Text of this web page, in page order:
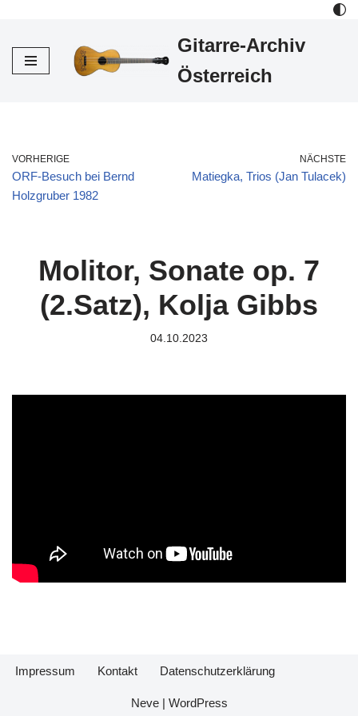
Inhalt
Gitarre-Archiv
Österreich
VORHERIGE
ORF-Besuch bei Bernd
Holzgruber 1982
NÄCHSTE
Matiegka, Trios (Jan Tulacek)
Molitor, Sonate op. 7
(2.Satz), Kolja Gibbs
04.10.2023
Impressum Kontakt Datenschutzerklärung
Neve| WordPress